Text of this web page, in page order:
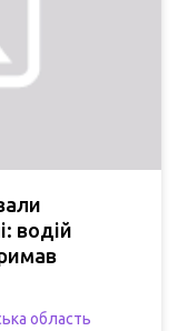
водій
область